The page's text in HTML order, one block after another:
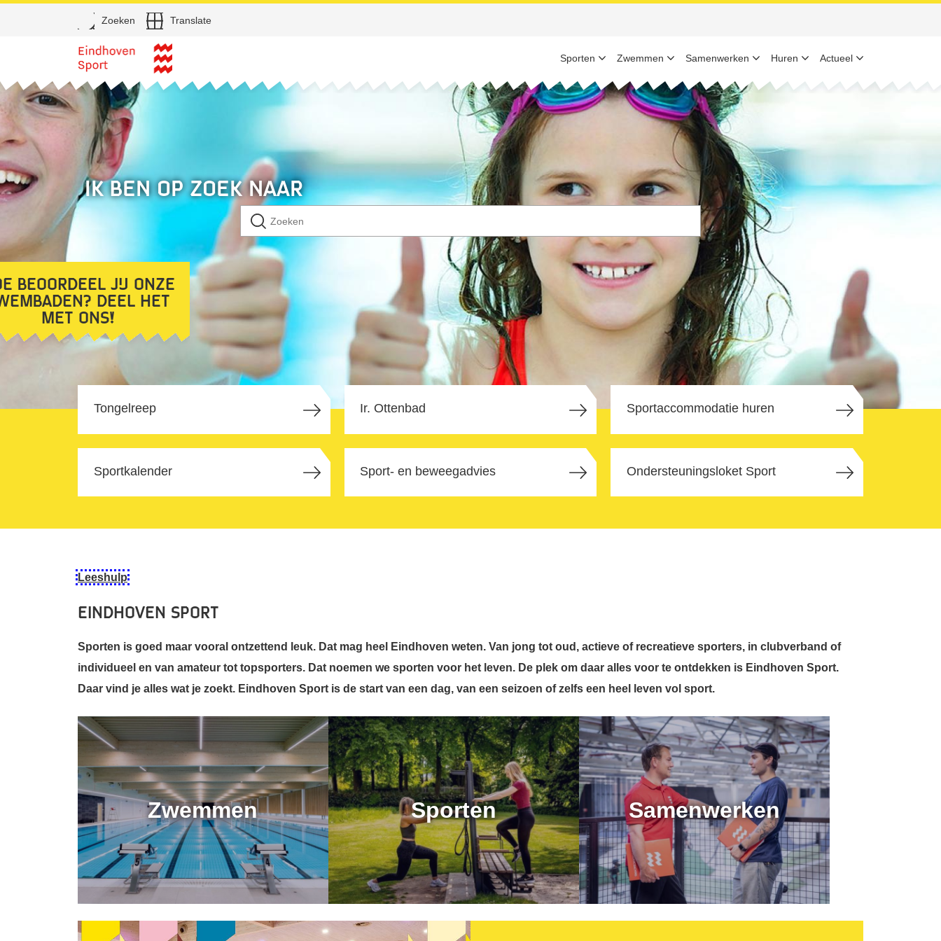
Direct naar de inhoud
Open
Zoeken Translate
Sporten Zwemmen Samenwerken Huren Actueel
Ik ben op zoek naar
beoordeel jij onze
Deel het
met ons!
Tongelreep Ir. Ottenbad Sportaccommodatie huren
Sportkalender Sport- en beweegadvies Ondersteunings­­loket Sport
Leeshulp
Eindhoven Sport
Sporten is goed maar vooral ontzettend leuk. Dat mag heel Eindhoven weten. Van jong tot oud, actieve of recreatieve sporters, in clubverband of
individueel en van amateur tot topsporters. Dat noemen we sporten voor het leven. De plek om daar alles voor te ontdekken is Eindhoven Sport.
Daar vind je alles wat je zoekt. Eindhoven Sport is de start van een dag, van een seizoen of zelfs een heel leven vol sport.
Zwemmen Sporten Samenwerken